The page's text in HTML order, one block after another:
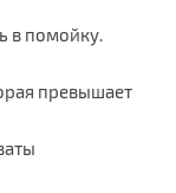
в помойку.
превышает